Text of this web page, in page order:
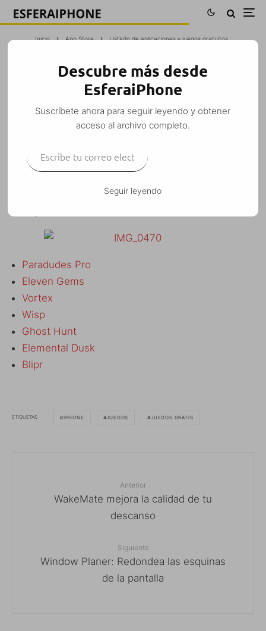
Inicio App Store Listado de aplicaciones y juegos gratuitos
LISTADO DE APLICACIONES Y JUEGOS
GRATUITOS
M. Alejandro W. García Fuentes (Esfera) · App Store Juegos Noticias
3 enero, 2010 · 1 Minuto de lectura
juegos y aplicaciones gratuitas por
Paradudes Pro
Eleven Gems
Vortex
Wisp
Ghost Hunt
Elemental Dusk
Blipr
ETIQUETAS IPHONE JUEGOS JUEGOS GRATIS
Anterior
WakeMate mejora la calidad de tu
descanso
Siguiente
Window Planer: Redondea las esquinas
de la pantalla
Descubre más desde
EsferaiPhone
Suscríbete ahora para seguir leyendo y obtener
acceso al archivo completo.
Seguir leyendo